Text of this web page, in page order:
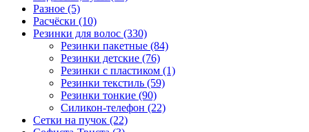
Разное (5)
Расчёски (10)
Резинки для волос (330)
Резинки пакетные (84)
Резинки детские (76)
Резинки с пластиком (1)
Резинки текстиль (59)
Резинки тонкие (90)
Силикон-телефон (22)
Сетки на пучок (22)